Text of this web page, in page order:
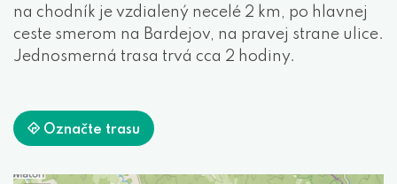
na chodník je vzdialený necelé 2 km, po hlavnej
ceste smerom na Bardejov, na pravej strane ulice.
Jednosmerná trasa trvá cca 2 hodiny.
Označte trasu